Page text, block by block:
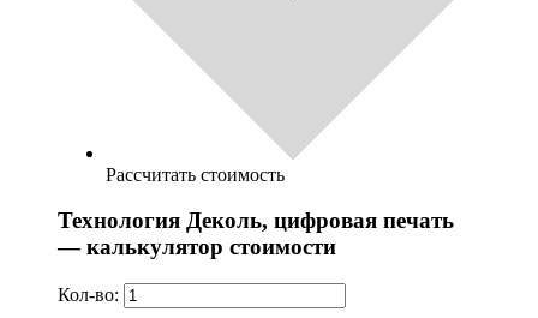
Рассчитать стоимость
Технология Деколь, цифровая печать
— калькулятор стоимости
Кол-во: